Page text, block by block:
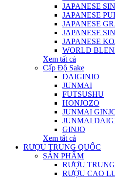
JAPANESE
JAPANESE
JAPANESE
JAPANESE
JAPANESE
WORLD
Xem tất cả
Cấp Độ Sake
DAIGINJO
JUNMAI
FUTSUSHU
HONJOZO
JUNMAI
JUNMAI
GINJO
Xem tất cả
RƯỢU TRUNG QUỐC
SẢN PHẨM
RƯỢU
RƯỢU CAO